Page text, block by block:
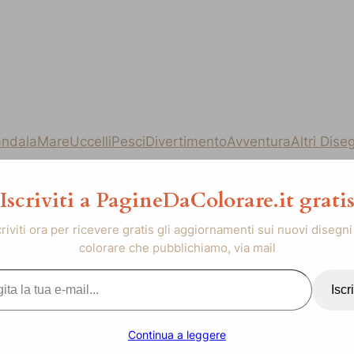
MareUccelliPesciDivertimentoAvventuraAltri
Iscriviti a PagineDaColorare.it gratis
ora per ricevere gratis gli aggiornamenti sui nuovi disegni
colorare che pubblichiamo, via mail
Continua a leggere